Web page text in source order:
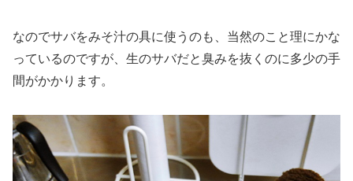
なのでサバをみそ汁の具に使うのも、当然のこと理にかな
っているのですが、生のサバだと臭みを抜くのに多少の手
間がかかります。